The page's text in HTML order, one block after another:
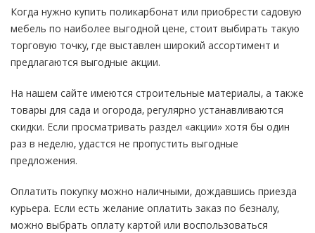
Когда нужно купить поликарбонат или приобрести садовую
мебель по наиболее выгодной цене, стоит выбирать такую
торговую точку, где выставлен широкий ассортимент и
предлагаются выгодные акции.
На нашем сайте имеются строительные материалы, а также
товары для сада и огорода, регулярно устанавливаются
скидки. Если просматривать раздел «акции» хотя бы один
раз в неделю, удастся не пропустить выгодные
предложения.
Оплатить покупку можно наличными, дождавшись приезда
курьера. Если есть желание оплатить заказ по безналу,
можно выбрать оплату картой или воспользоваться